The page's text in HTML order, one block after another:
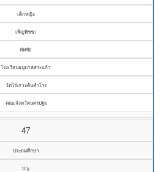
เด็กหญิง
เพ็ญพิชชา
ทัพชัย
โรงเรียนอนุบาลสระแก้ว
วัดไร่เกาะต้นสำโรง
คณะจังหวัดนครปฐม
47
ประถมศึกษา
ป.๖